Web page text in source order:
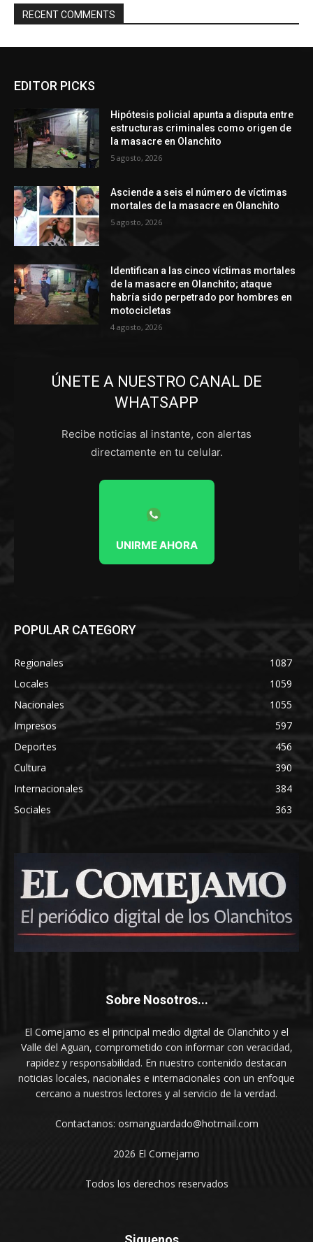
RECENT COMMENTS
EDITOR PICKS
Hipótesis policial apunta a disputa entre
estructuras criminales como origen de
la masacre en Olanchito
5 agosto, 2026
Asciende a seis el número de víctimas
mortales de la masacre en Olanchito
5 agosto, 2026
Identifican a las cinco víctimas mortales
de la masacre en Olanchito; ataque
habría sido perpetrado por hombres en
motocicletas
4 agosto, 2026
ÚNETE A NUESTRO CANAL DE
WHATSAPP
Recibe noticias al instante, con alertas
directamente en tu celular.
UNIRME AHORA
POPULAR CATEGORY
Regionales
1087
Locales
1059
Nacionales
1055
Impresos
597
Deportes
456
Cultura
390
Internacionales
384
Sociales
363
Sobre Nosotros...
El Comejamo es el principal medio digital de Olanchito y el
Valle del Aguan, comprometido con informar con veracidad,
rapidez y responsabilidad. En nuestro contenido destacan
noticias locales, nacionales e internacionales con un enfoque
cercano a nuestros lectores y al servicio de la verdad.
Contactanos: osmanguardado@hotmail.com
2026 El Comejamo
Todos los derechos reservados